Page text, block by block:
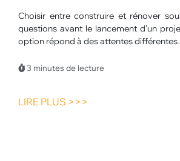
L’été transforme les centres de loisirs
d’aventure. Les enfants profitent de
d’un large choix d’activités.…
3 minutes de lecture
LIRE PLUS >>>